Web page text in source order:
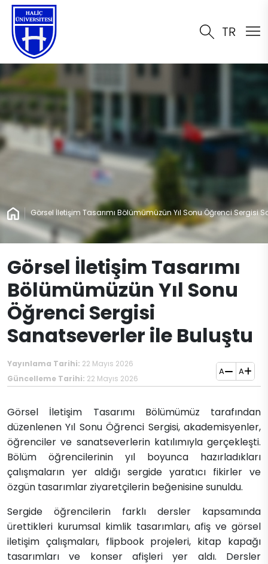
TR
Görsel İletişim Tasarımı Bölümümüzün Yıl Sonu Öğrenci Sergisi
Görsel İletişim Tasarımı
Bölümümüzün Yıl Sonu
Öğrenci Sergisi
Sanatseverler ile Buluştu
Yayınlama Tarihi: 22 Mayıs 2026
Güncelleme Tarihi: 22 Mayıs 2026
A A
Görsel İletişim Tasarımı Bölümümüz tarafından
düzenlenen Yıl Sonu Öğrenci Sergisi, akademisyenler,
öğrenciler ve sanatseverlerin katılımıyla gerçekleşti.
Bölüm öğrencilerinin yıl boyunca hazırladıkları
çalışmaların yer aldığı sergide yaratıcı fikirler ve
özgün tasarımlar ziyaretçilerin beğenisine sunuldu.
Sergide öğrencilerin farklı dersler kapsamında
ürettikleri kurumsal kimlik tasarımları, afiş ve görsel
iletişim çalışmaları, flipbook projeleri, kitap kapağı
tasarımları ve konser afişleri yer aldı. Dersler